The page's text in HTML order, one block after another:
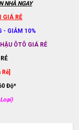
NHÀ NGAY
GIÁ RẺ
- GIẢM 10%
ÔTÔ GIÁ RẺ
Độ*